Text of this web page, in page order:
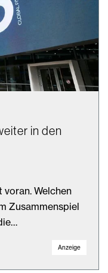
in den
Welchen
Zusammenspiel
Anzeige